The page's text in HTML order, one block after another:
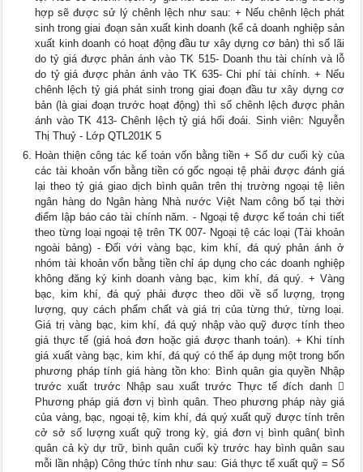
hợp sẽ được sử lý chênh lệch như sau: + Nếu chênh lệch phát
sinh trong giai đoạn sản xuất kinh doanh (kể cả doanh nghiệp sản
xuất kinh doanh có hoạt động đầu tư xây dựng cơ bản) thì số lãi
do tỷ giá được phản ánh vào TK 515- Doanh thu tài chính và lỗ
do tỷ giá được phản ánh vào TK 635- Chi phí tài chính. + Nếu
chênh lệch tỷ giá phát sinh trong giai đoạn đầu tư xây dựng cơ
bản (là giai đoạn trước hoạt động) thì số chênh lệch được phản
ánh vào TK 413- Chênh lệch tỷ giá hối đoái. Sinh viên: Nguyễn
Thị Thuỷ - Lớp QTL201K 5
Hoàn thiện công tác kế toán vốn bằng tiền + Số dư cuối kỳ của
các tài khoản vốn bằng tiền có gốc ngoại tệ phải được đánh giá
lại theo tỷ giá giao dịch bình quân trên thị trường ngoại tệ liên
ngân hàng do Ngân hàng Nhà nước Việt Nam công bố tại thời
điểm lập báo cáo tài chính năm. - Ngoại tệ được kế toán chi tiết
theo từng loại ngoại tệ trên TK 007- Ngoại tệ các loại (Tài khoản
ngoài bảng) - Đối với vàng bạc, kim khí, đá quý phản ánh ở
nhóm tài khoản vốn bằng tiền chỉ áp dụng cho các doanh nghiệp
không đăng ký kinh doanh vàng bạc, kim khí, đá quý. + Vàng
bạc, kim khí, đá quý phải được theo dõi về số lượng, trọng
lượng, quy cách phẩm chất và giá trị của từng thứ, từng loại.
Giá trị vàng bạc, kim khí, đá quý nhập vào quỹ được tính theo
giá thực tế (giá hoá đơn hoặc giá được thanh toán). + Khi tính
giá xuất vàng bạc, kim khí, đá quý có thể áp dụng một trong bốn
phương pháp tính giá hàng tồn kho: Bình quân gia quyền Nhập
trước xuất trước Nhập sau xuất trước Thực tế đích danh 
Phương pháp giá đơn vị bình quân. Theo phương pháp này giá
của vàng, bạc, ngoại tệ, kim khí, đá quý xuất quỹ được tính trên
cở sở số lượng xuất quỹ trong kỳ, giá đơn vị bình quân( bình
quân cả kỳ dự trữ, bình quân cuối kỳ trước hay bình quân sau
mỗi lần nhập) Công thức tính như sau: Giá thực tế xuất quỹ = Số